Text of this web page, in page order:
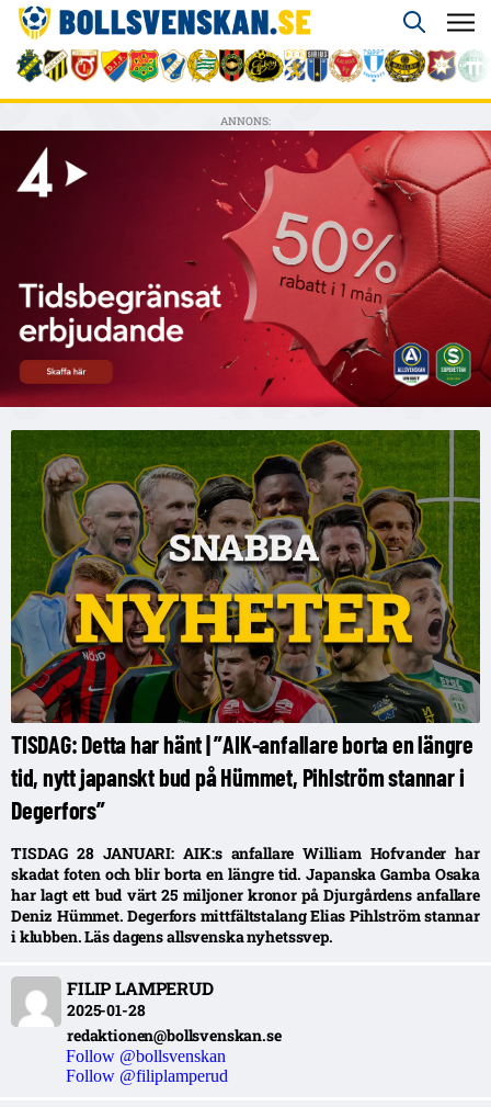
ANNONS:
TISDAG: Detta har hänt | ”AIK-anfallare borta en längre
tid, nytt japanskt bud på Hümmet, Pihlström stannar i
Degerfors”
TISDAG 28 JANUARI: AIK:s anfallare William Hofvander har
skadat foten och blir borta en längre tid. Japanska Gamba Osaka
har lagt ett bud värt 25 miljoner kronor på Djurgårdens anfallare
Deniz Hümmet. Degerfors mittfältstalang Elias Pihlström stannar
i klubben. Läs dagens allsvenska nyhetssvep.
FILIP LAMPERUD
2025-01-28
redaktionen@bollsvenskan.se
Follow @bollsvenskan
Follow @filiplamperud